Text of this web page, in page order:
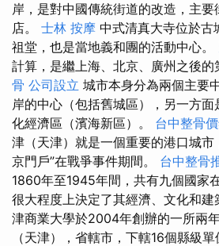
岸，是對中國傳統街道的改造，主
店。 士林 按摩 中式清真大寺位於古
祖堂，也是當地義和團的活動中心。
計算，是繼上海、北京、廣州之後的
骨 公司設立 城市本身分為兩個主要
岸的中心（包括舊城區），另一方
化經濟區（濱海新區）。 台中整骨
津（天津）就是一個重要的港口城市
京門戶”在戰爭事件期間。 台中整骨
1860年至1945年間，共有九個國家
很大程度上決定了其經濟、文化和
津商業大學於2004年創辦的一所兩
（天津），省轄市，下轄16個縣級